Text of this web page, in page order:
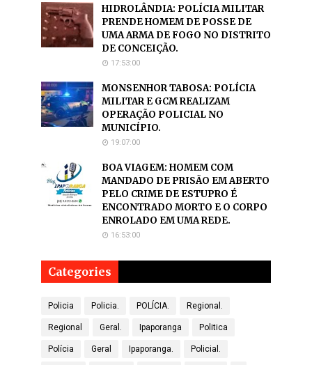
HIDROLÂNDIA: POLÍCIA MILITAR
PRENDE HOMEM DE POSSE DE
UMA ARMA DE FOGO NO DISTRITO
DE CONCEIÇÃO.
17:53:00
MONSENHOR TABOSA: POLÍCIA
MILITAR E GCM REALIZAM
OPERAÇÃO POLICIAL NO
MUNICÍPIO.
19:07:00
BOA VIAGEM: HOMEM COM
MANDADO DE PRISÃO EM ABERTO
PELO CRIME DE ESTUPRO É
ENCONTRADO MORTO E O CORPO
ENROLADO EM UMA REDE.
16:53:00
Categories
Policia Policia. POLÍCIA. Regional.
Regional Geral. Ipaporanga Politica
Polícia Geral Ipaporanga. Policial.